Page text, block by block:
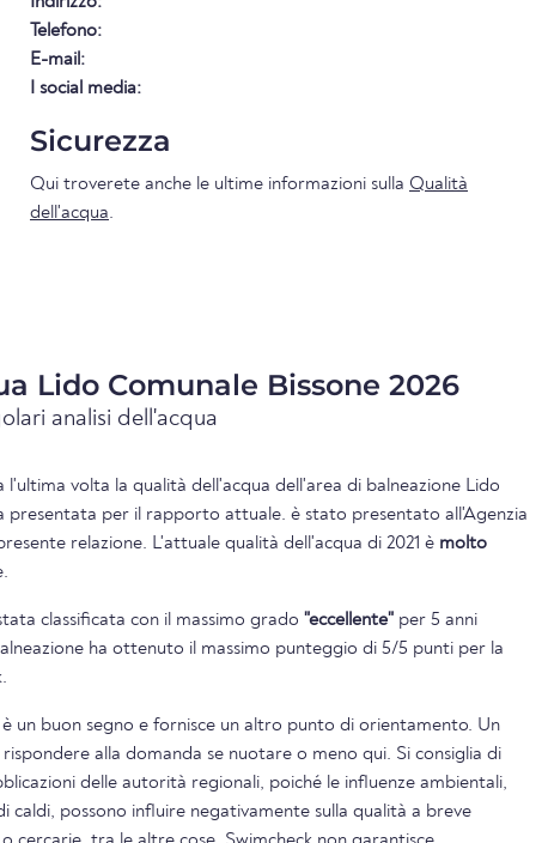
Telefono:
E-mail:
I social media:
Sicurezza
Qui troverete anche le ultime informazioni sulla Qualità
dell'acqua.
Lido Comunale Bissone 2026
analisi dell'acqua
l'ultima volta la qualità dell'acqua dell'area di balneazione Lido
presentata per il rapporto attuale. è stato presentato all'Agenzia
relazione. L'attuale qualità dell'acqua di 2021 è molto
classificata con il massimo grado "eccellente" per 5 anni
ha ottenuto il massimo punteggio di 5/5 punti per la
un buon segno e fornisce un altro punto di orientamento. Un
alla domanda se nuotare o meno qui. Si consiglia di
delle autorità regionali, poiché le influenze ambientali,
possono influire negativamente sulla qualità a breve